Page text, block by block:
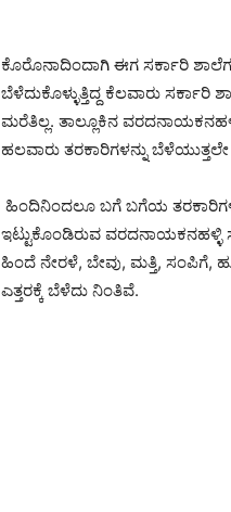
ಕೊರೊನಾದಿಂದಾಗಿ ಈಗ ಸರ್ಕಾರಿ
ಬೆಳೆದುಕೊಳ್ಳುತ್ತಿದ್ದ ಕೆಲವಾರು ಸರ್ಕಾರಿ
ಮರೆತಿಲ್ಲ. ತಾಲ್ಲೂಕಿನ
ಹಲವಾರು ತರಕಾರಿಗಳನ್ನು ಬೆಳೆಯುತ್ತಲೇ
ಹಿಂದಿನಿಂದಲೂ ಬಗೆ ಬಗೆಯ
ಇಟ್ಟುಕೊಂಡಿರುವ
ಹಿಂದೆ ನೇರಳೆ, ಬೇವು, ಮತ್ತಿ, ಸಂಪಿಗೆ,
ಎತ್ತರಕ್ಕೆ ಬೆಳೆದು ನಿಂತಿವೆ.